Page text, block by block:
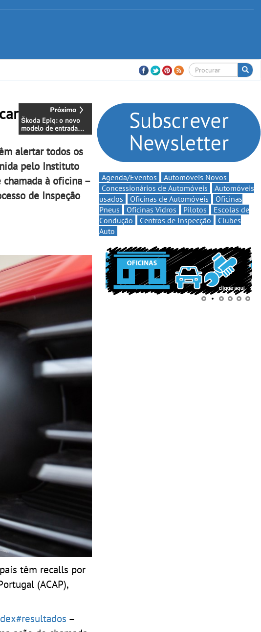
Škoda Epiq: o novo
modelo de entrada
100% elétrico -
acessibilidade,
e elevada
versatilidade no dia a
dia
alertar todos os
pelo Instituto
à oficina –
de Inspeção
têm recalls por
(ACAP),
–
Agenda/Eventos
Automóveis Novos
Concessionários de Automóveis
Automóveis
usados
Oficinas de Automóveis
Oficinas
Pneus
Oficinas Vidros Pilotos
Escolas de
Condução
Centros de Inspecção
Clubes
Auto